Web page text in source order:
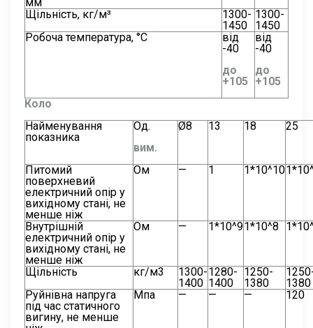
Щільність, кг/м³
1300-
1450
1300-
1450
Робоча температура, °С
від
-40
до
+105
від
-40
до
+105
Коло
Найменування
показника
Од.
вим.
Ø8 13 18 25
Питомий
поверхневий
електричний опір у
вихідному стані, не
менше ніж
Ом — 1 1*10^10
Внутрішній
електричний опір у
вихідному стані, не
менше ніж
Ом — 1*10^91*10^8
Щільність кг/м3
1300-
1400
1280-
1400
1250-
1380
1380
Руйнівна напруга
під час статичного
вигину, не менше
Мпа — — — 120